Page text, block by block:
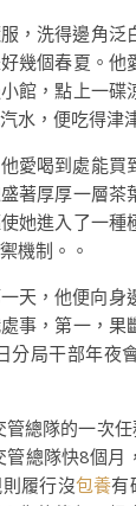
，洗得邊角泛
幾個春夏。他
館，點上一碟
水，便吃得津
愛喝到處能買
著厚厚一層茶
她進入了一種
機制。。
天，他便向身
事，第一，果
分局干部年夜
總隊的一次任
管總隊快8個月
履行沒包養有